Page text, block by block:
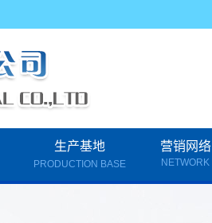
生产基地
PRODUCTION BASE
营销网络
NETWORK